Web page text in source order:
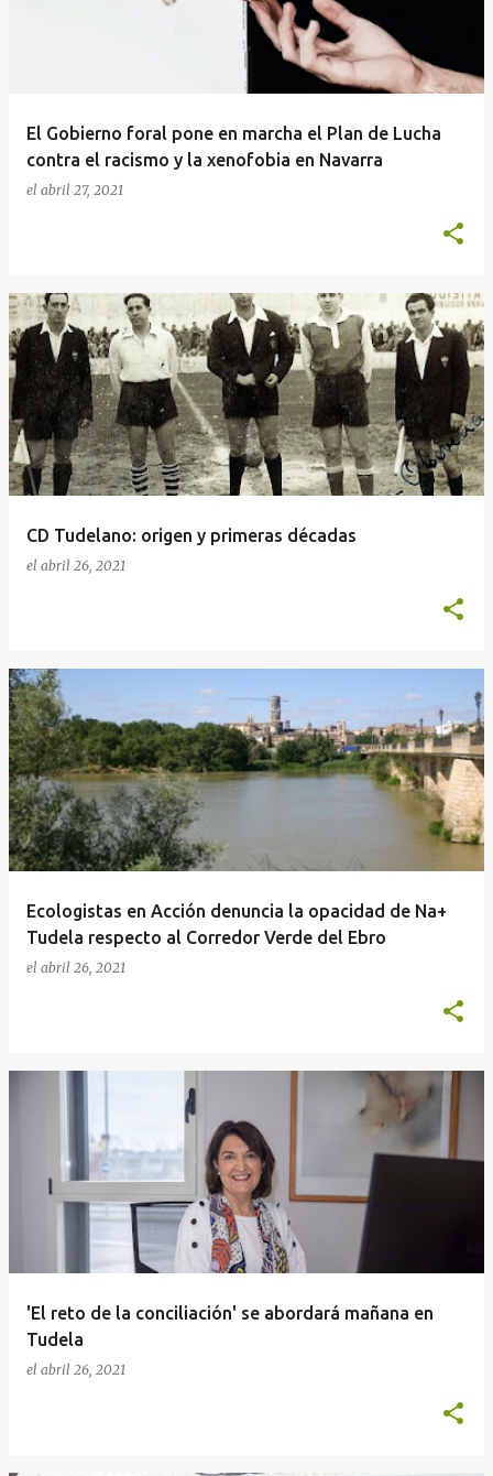
El Gobierno foral pone en marcha el Plan de Lucha
contra el racismo y la xenofobia en Navarra
el abril 27, 2021
CD Tudelano: origen y primeras décadas
el abril 26, 2021
Ecologistas en Acción denuncia la opacidad de Na+
Tudela respecto al Corredor Verde del Ebro
el abril 26, 2021
'El reto de la conciliación' se abordará mañana en
Tudela
el abril 26, 2021